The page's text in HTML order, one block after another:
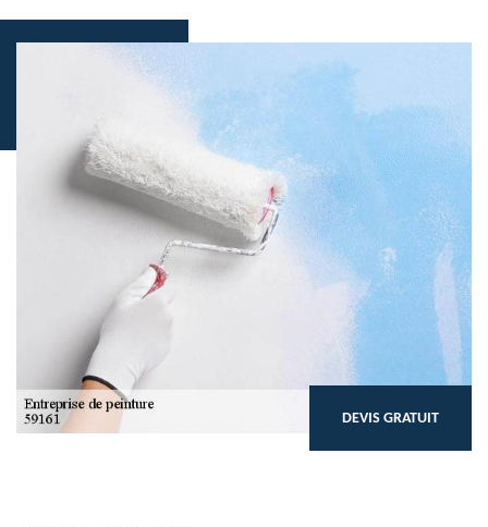
DEVIS GRATUIT